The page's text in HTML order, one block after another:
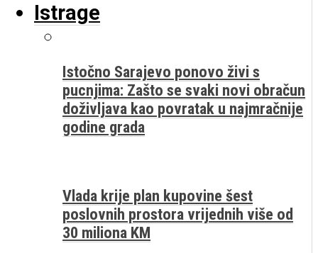
Istrage
Istočno Sarajevo ponovo živi s
pucnjima: Zašto se svaki novi obračun
doživljava kao povratak u najmračnije
godine grada
Vlada krije plan kupovine šest
poslovnih prostora vrijednih više od
30 miliona KM